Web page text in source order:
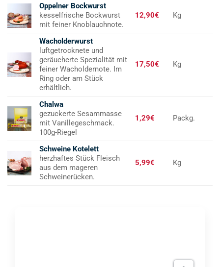
Oppelner Bockwurst
kesselfrische Bockwurst
mit feiner Knoblauchnote.
12,90€ Kg
Wacholderwurst
luftgetrocknete und
geräucherte Spezialität mit
feiner Wacholdernote. Im
Ring oder am Stück
erhältlich.
17,50€ Kg
Chalwa
gezuckerte Sesammasse
mit Vanillegeschmack.
100g-Riegel
1,29€ Packg.
Schweine Kotelett
herzhaftes Stück Fleisch
aus dem mageren
Schweinerücken.
5,99€ Kg